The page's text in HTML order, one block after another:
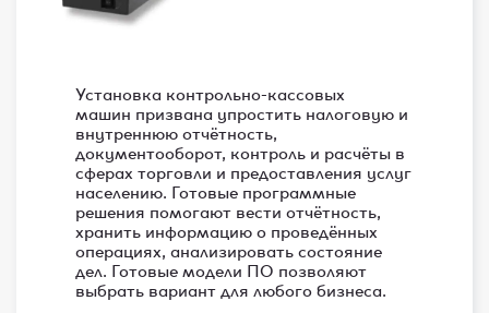
Установка контрольно-кассовых
машин призвана упростить налоговую и
внутреннюю отчётность,
документооборот, контроль и расчёты в
сферах торговли и предоставления услуг
населению. Готовые программные
решения помогают вести отчётность,
хранить информацию о проведённых
операциях, анализировать состояние
дел. Готовые модели ПО позволяют
выбрать вариант для любого бизнеса.